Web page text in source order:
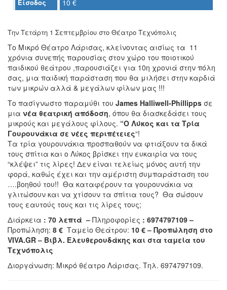
ΔΗΜΟΣ
ΠΟΛΙΤΙΣΜΟΣ
ΑΝΘΕΚΤΙΚΗ
ΠΟΛΗ
Είσοδος 10 €
Την Τετάρτη 1 Σεπτεμβρίου στο Θέατρο Τεχνόπολις
Το Μικρό Θέατρο Λάρισας, κλείνοντας αισίως τα 11
χρόνια συνεπής παρουσίας στον χώρο του ποιοτικού
παιδικού θεάτρου ,παρουσιάζει για 10η χρονιά στην πόλη
σας, μια παιδική παράσταση που θα μιλήσει στην καρδιά
των μικρών αλλά & μεγάλων φίλων μας !!!
Tο πασίγνωστο παραμύθι του James Halliwell-Phillipps σε
μια νέα θεατρική απόδοση, όπου θα διασκεδάσει τους
μικρούς και μεγάλους φίλους. “Ο Λύκος και τα Τρία
Γουρουνάκια σε νέες περιπέτειες“!
Τα τρία γουρουνάκια προσπαθούν να φτιάξουν τα δικά
τους σπίτια και ο Λύκος βρίσκει την ευκαιρία να τους
“κλέψει” τις λίρες! Δεν είναι τελείως μόνος αυτή την
φορά, καθώς έχει και την αμέριστη συμπαράσταση του
….βοηθού του!! Θα καταφέρουν τα γουρουνάκια να
γλιτώσουν και να χτίσουν τα σπίτια τους? Θα σώσουν
τους εαυτούς τους και τις λίρες τους;
Διάρκεια : 70 λεπτά – Πληροφορίες : 6974797109 –
Προπώληση: 8 € Ταμείο Θεάτρου: 10 € – Προπώληση στο
VIVA.GR – Βιβλ. Ελευθερουδάκης και στα ταμεία του
Τεχνόπολις
Διοργάνωση: Μικρό θέατρο Λάρισας. Τηλ. 6974797109.